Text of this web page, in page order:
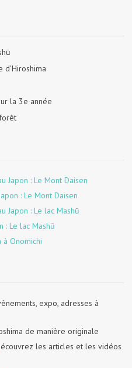
d’Hiroshima
la 3e année
Japon : Le Mont Daisen
: Le Mont Daisen
Japon : Le lac Mashū
: Le lac Mashū
Onomichi
expo, adresses à
de manière originale
les articles et les vidéos